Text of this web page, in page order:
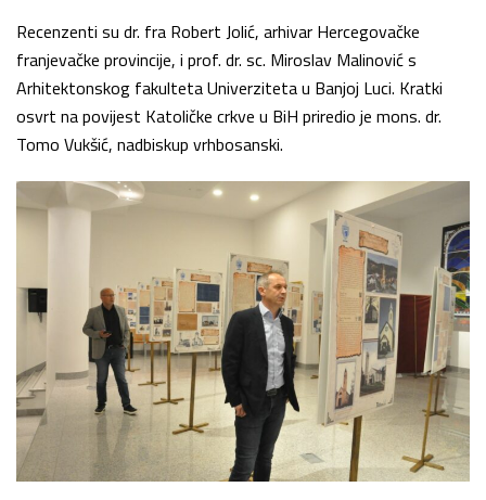
Recenzenti su dr. fra Robert Jolić, arhivar Hercegovačke
franjevačke provincije, i prof. dr. sc. Miroslav Malinović s
Arhitektonskog fakulteta Univerziteta u Banjoj Luci. Kratki
osvrt na povijest Katoličke crkve u BiH priredio je mons. dr.
Tomo Vukšić, nadbiskup vrhbosanski.